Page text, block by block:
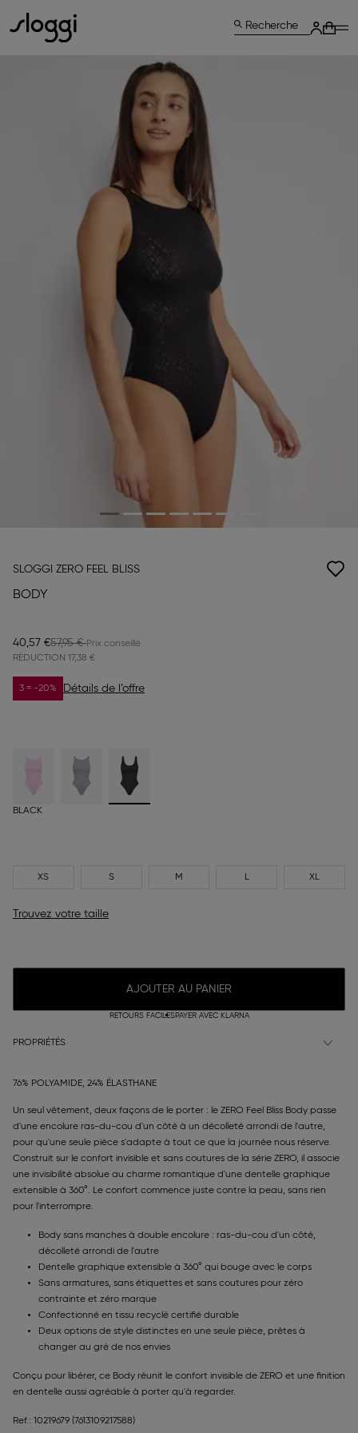
Recherche
SLOGGI ZERO FEEL BLISS
BODY
40,57 €57,95 €
RÉDUCTION 17,38 €
3 = -20% Détails de l’offre
BLACK
XS S M L XL
Trouvez votre taille
AJOUTER AU PANIER
RETOURS FACILESPAYER AVEC KLARNA
PROPRIÉTÉS
76% POLYAMIDE, 24% ÉLASTHANE
Un seul vêtement, deux façons de le porter : le ZERO Feel Bliss Body passe
d'une encolure ras-du-cou d'un côté à un décolleté arrondi de l'autre,
pour qu'une seule pièce s'adapte à tout ce que la journée nous réserve.
Construit sur le confort invisible et sans coutures de la série ZERO, il associe
une invisibilité absolue au charme romantique d'une dentelle graphique
extensible à 360°. Le confort commence juste contre la peau, sans rien
pour l'interrompre.
Body sans manches à double encolure : ras-du-cou d'un côté,
décolleté arrondi de l'autre
Dentelle graphique extensible à 360° qui bouge avec le corps
Sans armatures, sans étiquettes et sans coutures pour zéro
contrainte et zéro marque
Confectionné en tissu recyclé certifié durable
Deux options de style distinctes en une seule pièce, prêtes à
changer au gré de nos envies
Conçu pour libérer, ce Body réunit le confort invisible de ZERO et une finition
en dentelle aussi agréable à porter qu'à regarder.
Ref.: 10219679 (7613109217588)